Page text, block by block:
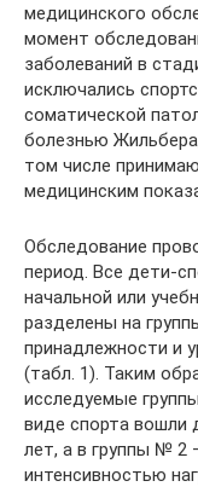
медицинского
момент
заболеваний в
исключались
соматической
болезнью
том числе
медицинским
Обследование
период. Все дети-
начальной или
разделены на
принадлежности и
(табл. 1). Таким
исследуемые
виде спорта вошли
лет, а в группы № 2
интенсивностью